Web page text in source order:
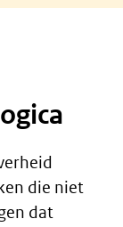
die niet
dat